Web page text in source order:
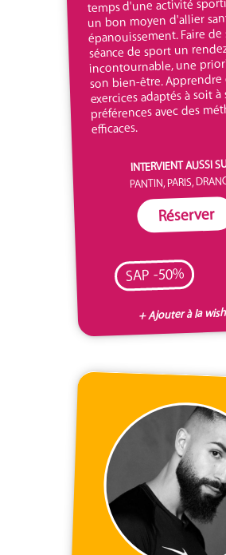
un bon moyen d'allier
épanouissement. Faire de
séance de sport un
incontournable, une
son bien-être. Apprendre
exercices adaptés à soit à
préférences avec des
efficaces.
INTERVIENT AUSSI
PANTIN, PARIS,
Réserver
SAP -50%
+ Ajouter à la